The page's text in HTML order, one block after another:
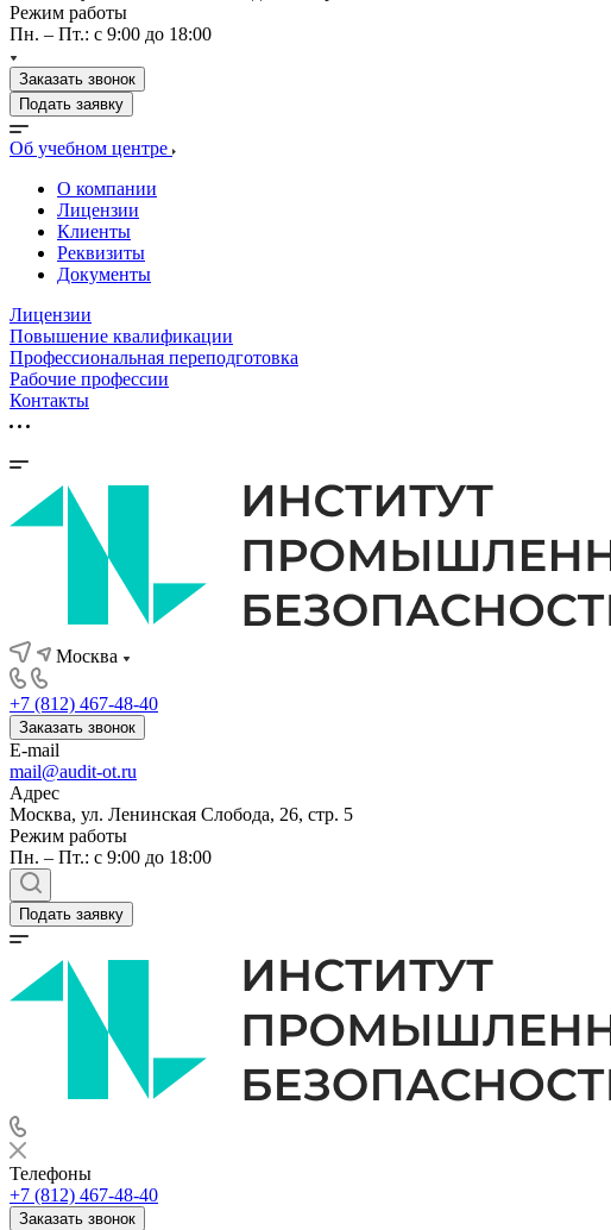
Режим работы
Пн. – Пт.: с 9:00 до 18:00
Заказать звонок
Подать заявку
Об учебном центре
О компании
Лицензии
Клиенты
Реквизиты
Документы
Лицензии
Повышение квалификации
Профессиональная переподготовка
Рабочие профессии
Контакты
Москва
+7 (812) 467-48-40
Заказать звонок
E-mail
mail@audit-ot.ru
Адрес
Москва, ул. Ленинская Слобода, 26, стр. 5
Режим работы
Пн. – Пт.: с 9:00 до 18:00
Подать заявку
Телефоны
+7 (812) 467-48-40
Заказать звонок